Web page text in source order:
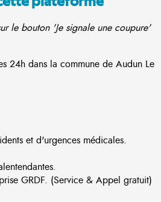
le bouton 'Je signale une coupure'
24h dans la commune de Audun Le
et d'urgences médicales.
GRDF. (Service & Appel gratuit)